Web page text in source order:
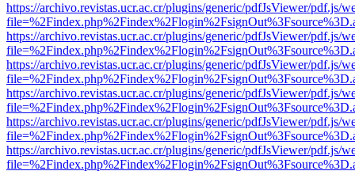
https://archivo.revistas.ucr.ac.cr/plugins/generic/pdfJsViewer/pdf.js/
https://archivo.revistas.ucr.ac.cr/plugins/generic/pdfJsViewer/pdf.js/
https://archivo.revistas.ucr.ac.cr/plugins/generic/pdfJsViewer/pdf.js/
https://archivo.revistas.ucr.ac.cr/plugins/generic/pdfJsViewer/pdf.js/
https://archivo.revistas.ucr.ac.cr/plugins/generic/pdfJsViewer/pdf.js/
https://archivo.revistas.ucr.ac.cr/plugins/generic/pdfJsViewer/pdf.js/